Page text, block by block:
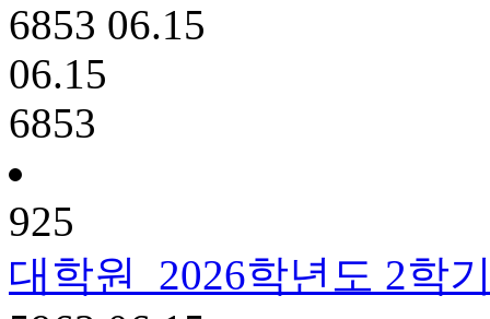
6853 06.15
06.15
6853
925
대학원
2026학년도 2학